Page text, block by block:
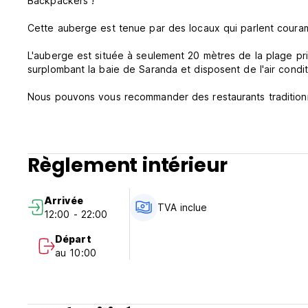
Cette auberge est tenue par des locaux qui parlent
L'auberge est située à seulement 20 mètres de la plage
surplombant la baie de Saranda et disposent de l'air
Nous pouvons vous recommander des restaurants
aux fouilles archéologiques de Butrint ou aux plages
Pour vous rafraîchir, la plage est à quelques pas de
rester plus longtemps dans notre salon avec climatisation
la plage (accord préalable avec Tomi).
Situé à seulement 50 mètres du Ferry Corfu et à
seulement proche des principaux centres de transport, il
l'auberge. Profitez du soleil, louez un bateau à aubes
Règlement intérieur
Arrivée
12:00 - 22:00
Départ
au 10:00
TVA inclue